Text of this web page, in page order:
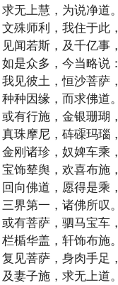
求无上慧，为说净道。
文殊师利，我住于此，
见闻若斯，及千亿事，
如是众多，今当略说：
我见彼土，恒沙菩萨，
种种因缘，而求佛道。
或有行施，金银珊瑚，
真珠摩尼，砗磲玛瑙，
金刚诸珍，奴婢车乘，
宝饰辇舆，欢喜布施，
回向佛道，愿得是乘，
三界第一，诸佛所叹。
或有菩萨，驷马宝车，
栏楯华盖，轩饰布施。
复见菩萨，身肉手足，
及妻子施，求无上道。